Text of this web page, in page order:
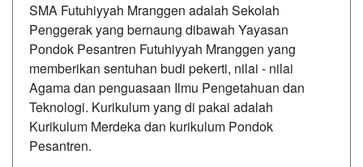
SMA Futuhiyyah Mranggen adalah Sekolah
Penggerak yang bernaung dibawah Yayasan
Pondok Pesantren Futuhiyyah Mranggen yang
memberikan sentuhan budi pekerti, nilai - nilai
Agama dan penguasaan Ilmu Pengetahuan dan
Teknologi. Kurikulum yang di pakai adalah
Kurikulum Merdeka dan kurikulum Pondok
Pesantren.